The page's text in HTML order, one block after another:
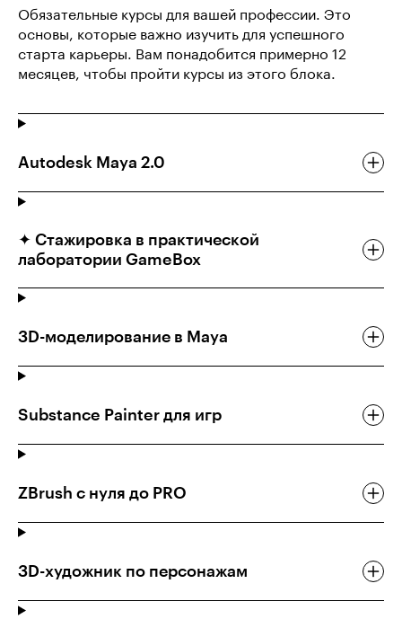
Обязательные курсы для вашей профессии. Это
основы, которые важно изучить для успешного
старта карьеры. Вам понадобится примерно 12
месяцев, чтобы пройти курсы из этого блока.
Autodesk Maya 2.0
✦ Стажировка в практической
лаборатории GameBox
3D-моделирование в Maya
Substance Painter для игр
ZBrush с нуля до PRO
3D-художник по персонажам